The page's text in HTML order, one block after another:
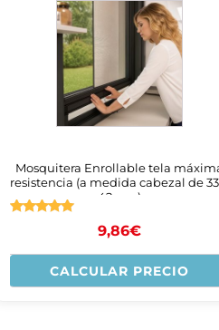
Mosquitera Enrollable tela
resistencia (a medida cabezal de
42mm)
de 5
9,86€
CALCULAR PRECIO